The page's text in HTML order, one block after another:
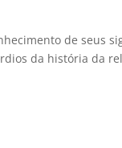
de seus
da história da